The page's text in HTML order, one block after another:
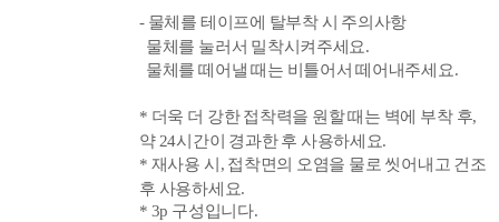
- 물체를 테이프에 탈부착 시 주의사항
물체를 눌러서 밀착시켜주세요.
물체를 떼어낼 때는 비틀어서 떼어내주세요.
* 더욱 더 강한 접착력을 원할 때는 벽에 부착 후,
약 24시간이 경과한 후 사용하세요.
* 재사용 시, 접착면의 오염을 물로 씻어내고 건조
후 사용하세요.
* 3p 구성입니다.